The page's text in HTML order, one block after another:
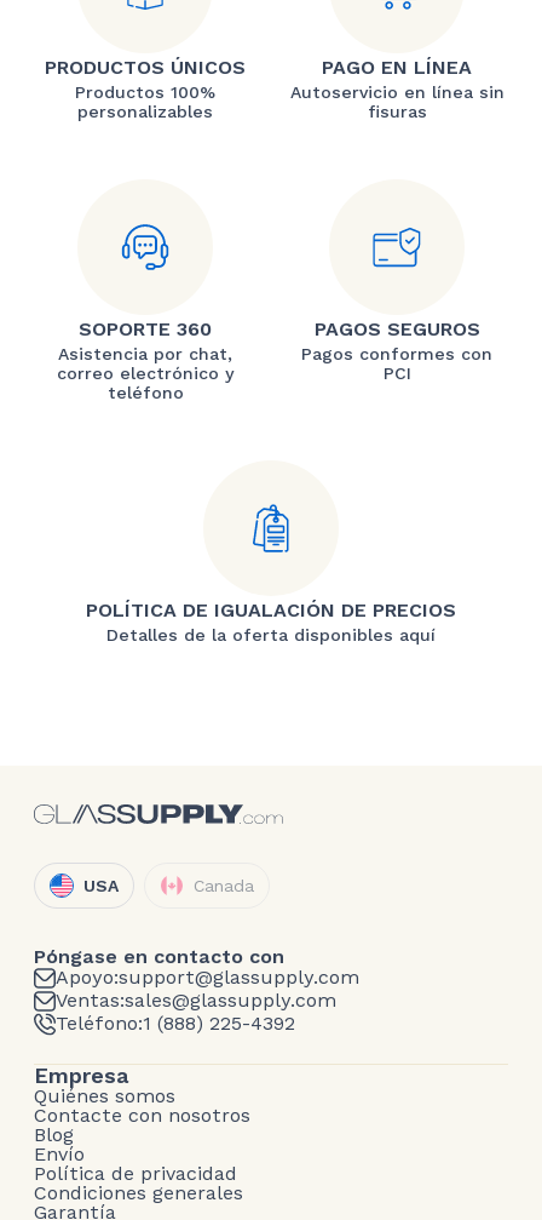
PRODUCTOS ÚNICOS
Productos 100%
personalizables
PAGO EN LÍNEA
Autoservicio en línea sin
fisuras
SOPORTE 360
Asistencia por chat,
correo electrónico y
teléfono
PAGOS SEGUROS
Pagos conformes con
PCI
POLÍTICA DE IGUALACIÓN DE PRECIOS
Detalles de la oferta disponibles aquí
USA Canada
Póngase en contacto con
Apoyo:support@glassupply.com
Ventas:sales@glassupply.com
Teléfono:1 (888) 225-4392
Empresa
Quiénes somos
Contacte con nosotros
Blog
Envío
Política de privacidad
Condiciones generales
Garantía